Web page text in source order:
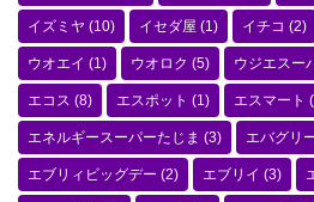
イズミヤ (10) イセダ屋 (1) イチコ (2)
ウオエイ (1) ウオロク (5) ウジエスー
エコス (8) エスポット (1) エスマート
エネルギースーパーたじま (3) エバグリ
エブリィビッグデー (2) エブリイ (3)